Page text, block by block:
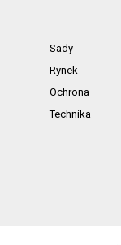
Sady
Rynek
Ochrona
Technika